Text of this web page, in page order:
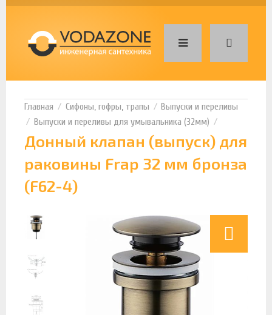
Сифоны, гофры, трапы
Выпуски и переливы
Выпуски и переливы для умывальника (32мм)
Донный клапан (выпуск) для
раковины Frap 32 мм бронза
(F62-4)